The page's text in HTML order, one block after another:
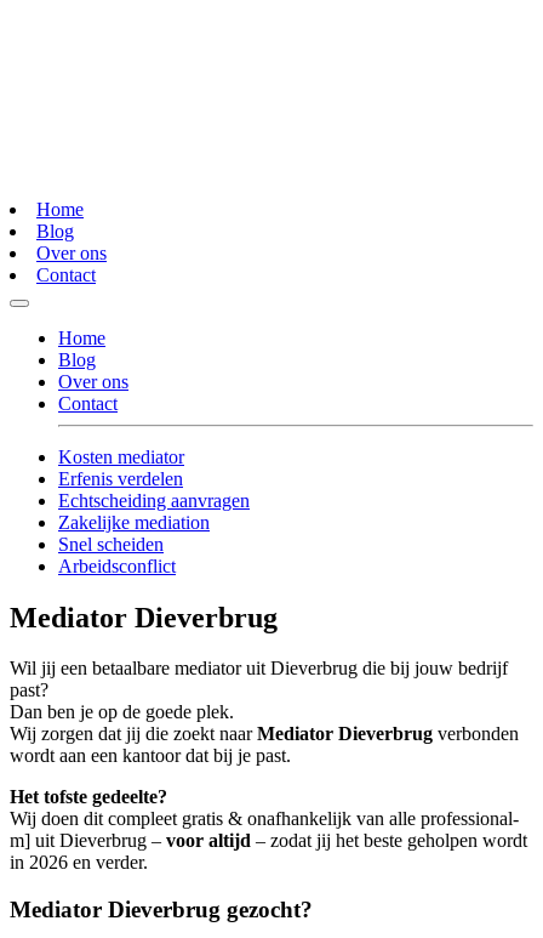
Home
Blog
Over ons
Contact
Home
Blog
Over ons
Contact
Kosten mediator
Erfenis verdelen
Echtscheiding aanvragen
Zakelijke mediation
Snel scheiden
Arbeidsconflict
Mediator Dieverbrug
Wil jij een betaalbare mediator uit Dieverbrug die bij jouw bedrijf
past?
Dan ben je op de goede plek.
Wij zorgen dat jij die zoekt naarMediator Dieverbrug verbonden
wordt aan een kantoor dat bij je past.
Het tofste gedeelte?
Wij doen dit compleet gratis & onafhankelijk van alle professional-
m] uit Dieverbrug – voor altijd – zodat jij het beste geholpen wordt
in 2026 en verder.
Mediator Dieverbrug gezocht?